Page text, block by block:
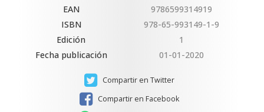
EAN
9786599314919
ISBN
978-65-993149-1-9
Edición
1
Fecha publicación
01-01-2020
Compartir en Twitter
Compartir en Facebook